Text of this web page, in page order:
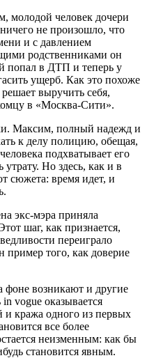
молодой человек дочери
не произошло, что
и с давлением
родственниками он
попал в ДТП и теперь у
ущерб. Как это похоже
выручить себя,
в «Москва-Сити».
Максим, полный надежд и
к делу полицию, обещая,
подхватывает его
Но здесь, как и в
сюжета: время идет, и
экс-мэра приняла
шаг, как признается,
переиграло
пример того, как доверие
фоне возникают и другие
vogue оказывается
и кража одного из первых
все более
неизменным: как бы
становится явным.